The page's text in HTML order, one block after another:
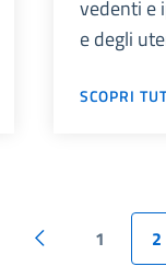
vedenti e
e degli
SCOPRI
1 2